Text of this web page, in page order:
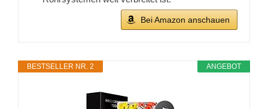
Bei Amazon anschauen
ANGEBOT
BESTSELLER NR. 2